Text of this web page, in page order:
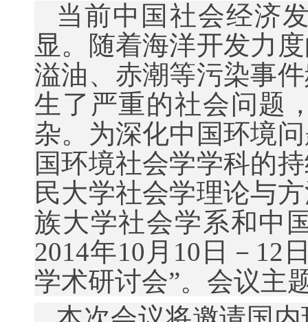
当前中国社会经济
显。随着海洋开发力
溢油、赤潮等污染事
生了严重的社会问题
杂。为深化中国环境
国环境社会学学科的
民大学社会学理论与
族大学社会学系和中
2014年10 月 10 日－ 12
学术研讨会”。会议主